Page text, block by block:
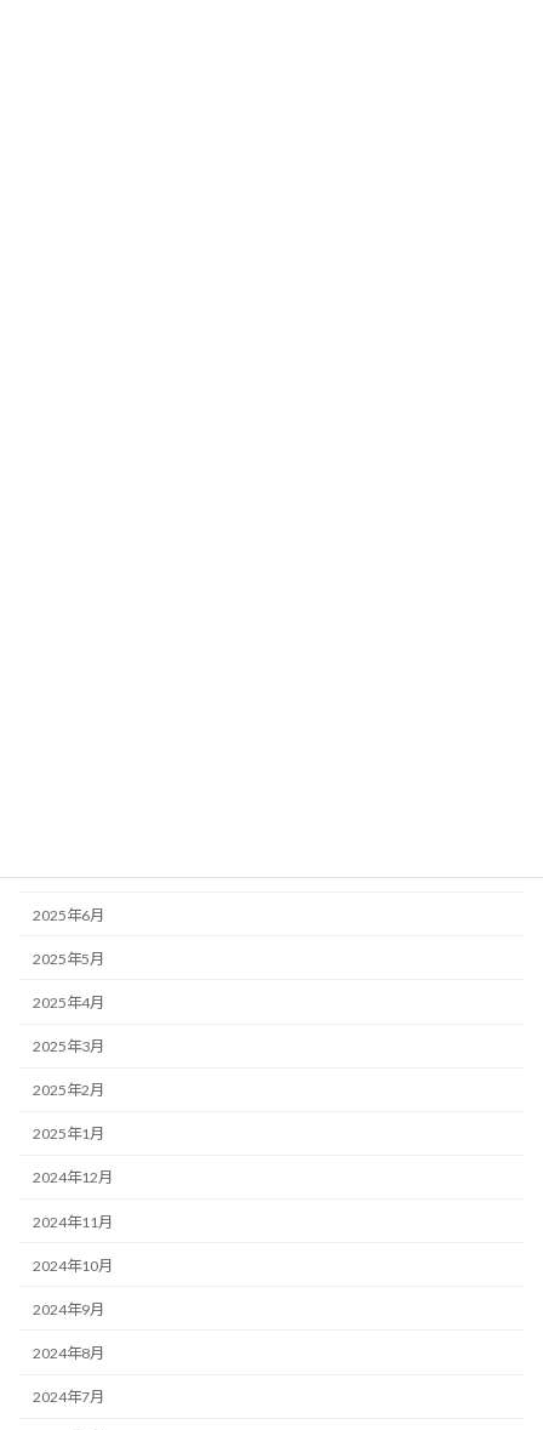
2025年6月
2025年5月
2025年4月
2025年3月
2025年2月
2025年1月
2024年12月
2024年11月
2024年10月
2024年9月
2024年8月
2024年7月